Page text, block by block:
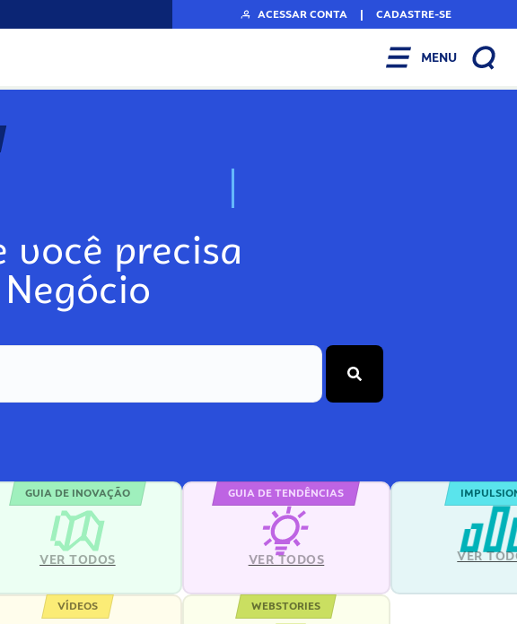
ACESSAR CONTA | CADASTRE-SE
MENU
N
você precisa
GUIA DE INOVAÇÃO
VER TODOS
GUIA DE TENDÊNCIAS
VER TODOS VER
VÍDEOS WEBSTORIES